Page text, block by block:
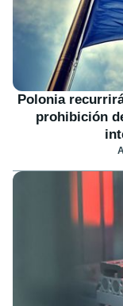
Polonia
prohibición